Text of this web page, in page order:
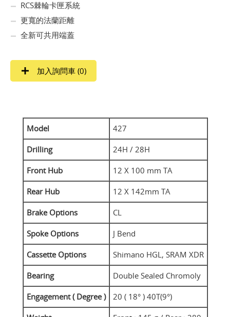
RCS棘輪卡匣系統
更寬的法蘭距離
全新可共用端蓋
加入詢問車 (0)
Model 427
Drilling 24H / 28H
Front Hub 12 X 100 mm TA
Rear Hub 12 X 142mm TA
Brake Options CL
Spoke Options J Bend
Cassette Options Shimano HGL, SRAM XDR
Bearing Double Sealed Chromoly
Engagement ( Degree ) 20 ( 18° ) 40T(9°)